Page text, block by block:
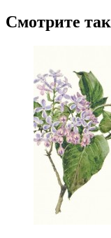
Смотрите